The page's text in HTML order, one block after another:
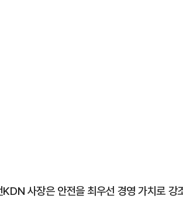
KDN 사장은 안전을 최우선 경영 가치로